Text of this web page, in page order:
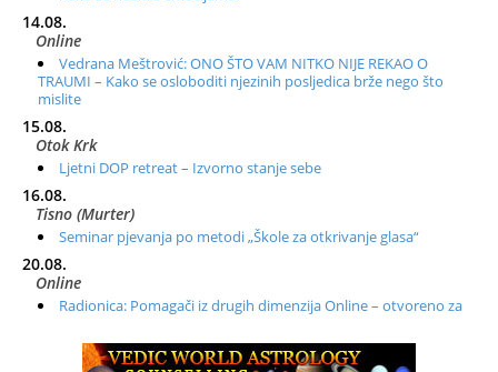
14.08.
Online
Vedrana Meštrović: ONO ŠTO VAM NITKO NIJE REKAO O
TRAUMI – Kako se osloboditi njezinih posljedica brže nego što
mislite
15.08.
Otok Krk
Ljetni DOP retreat – Izvorno stanje sebe
16.08.
Tisno (Murter)
Seminar pjevanja po metodi „Škole za otkrivanje glasa“
20.08.
Online
Radionica: Pomagači iz drugih dimenzija Online – otvoreno za